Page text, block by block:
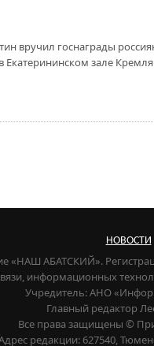
вручил госнаграды
Екатерининском зале
НОВОСТИ
«НАШ АБАТСКИЙ».
информационных
Учредитель: АНО
Главный редактор
Все права защищены ©
редакции: 627540,